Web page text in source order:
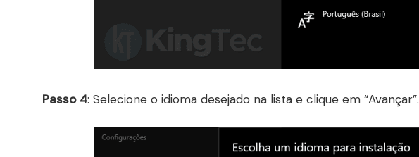
Passo 4: Selecione o idioma desejado na lista e clique em “Avançar”.